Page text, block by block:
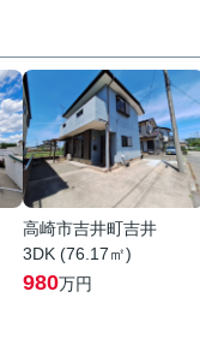
高崎市吉井町吉井
3DK (76.17㎡)
980万円